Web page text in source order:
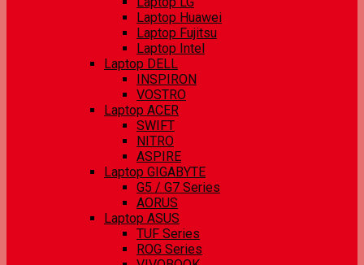
Laptop Huawei
Laptop Fujitsu
Laptop Intel
Laptop DELL
INSPIRON
VOSTRO
Laptop ACER
SWIFT
NITRO
ASPIRE
Laptop GIGABYTE
G5 / G7 Series
AORUS
Laptop ASUS
TUF Series
ROG Series